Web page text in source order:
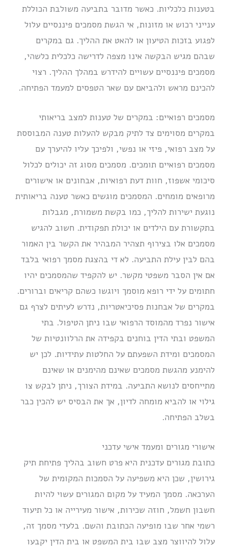
בטענות כלכליות. כאשר מדובר בתביעה משולבת הכוללת
ענייני רכוש או מזונות, אי הגשת מסמכים פיננסיים עלול
לפגוע בזכות הטיעון או להאט את ההליך. גם במקרים
שבהם מגיש הבקשה אינו מצפה לדרישה כלכלית כלשהי,
מסמכים פיננסיים עשויים להידרש במהלך ההליך. רצוי
להכינם מראש ולהביאם עם שאר הטפסים למעמד הפתיחה.
מסמכים רפואיים: במקרים של טענות למצב בריאותי
במקרים מסוימים צד לתיק מבקש להעלות טענה המבוססת
על מצב רפואי, פיזי או נפשי, ולפיכך עליו להיערך עם
מסמכים רפואיים תומכים. מסמכים מסוג זה יכולים לכלול
סיכומי אשפוז, חוות דעת רפואיות, אבחונים או אישורים
מרופאים מומחים. המסמכים מוגשים כאשר טענה בריאותית
נוגעת ישירות להליך, כמו בקשת משמורת, מגבלות
בתקשורת עם הילדים או יכולת תפקודית. חשוב להגיש
מסמכים אלו בצירוף תצהיר המבהיר את הקשר בין האמור
בהם לבין עילת התביעה. לא די בהצגת מסמך רפואי בלבד
אם אין הסבר משפטי מקשר. יש להקפיד שהמסמכים יהיו
חתומים על ידי רופא מוסמך ויוגשו כשהם קריאים וברורים.
במקרים של אבחנות פסיכיאטריות, נדרש לעיתים לצרף גם
אישור נפרד מהמוסד הרפואי שבו ניתן הטיפול. בתי
המשפט ובתי הדין בוחנים בקפידה את הרלוונטיות של
המסמכים ומידת השפעתם על החלטות עתידיות. לכן יש
להימנע מהגשת מסמכים שאינם מהימנים או שאינם
מתייחסים לנושא התביעה. במידת הצורך, ניתן לבקש צו
גילוי או להביא מומחה לדיון, אך את הבסיס יש להכין כבר
בשלב הפתיחה.
אישורי מגורים ומעמד אישי עדכני
כתובת מגורים עדכנית היא פרט חשוב בהליך פתיחת תיק
גירושין, שכן היא משפיעה על הסמכות המקומית של
הערכאה. מסמך המעיד על מקום המגורים עשוי להיות
חשבון חשמל, חוזה שכירות, אישור מעירייה או כל תיעוד
רשמי אחר שבו מופיעה הכתובת והשם. בלעדי מסמך זה,
עלול להיווצר מצב שבו בית המשפט או בית הדין יקבעו